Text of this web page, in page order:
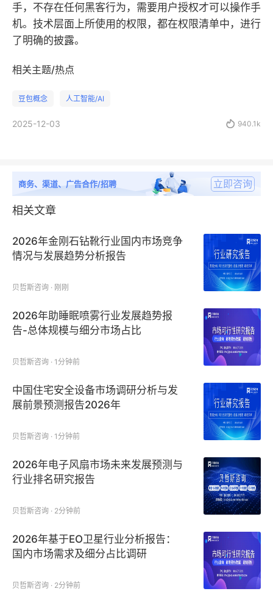
手，不存在任何黑客行为，需要用户授权才可以操作手
机。技术层面上所使用的权限，都在权限清单中，进行
了明确的披露。
相关主题/热点
豆包概念 人工智能/AI
2025-12-03  940.1k
商务、渠道、广告合作/招聘 立即咨询
相关文章
2026年金刚石钻靴行业国内市场竞争
情况与发展趋势分析报告
贝哲斯咨询 · 刚刚
2026年助睡眠喷雾行业发展趋势报
告-总体规模与细分市场占比
贝哲斯咨询 · 1分钟前
中国住宅安全设备市场调研分析与发
展前景预测报告2026年
贝哲斯咨询 · 1分钟前
2026年电子风扇市场未来发展预测与
行业排名研究报告
贝哲斯咨询 · 2分钟前
2026年基于EO卫星行业分析报告：
国内市场需求及细分占比调研
贝哲斯咨询 · 2分钟前